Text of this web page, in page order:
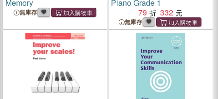
Memory
無庫存
Piano Grade 1
79
332
無庫存